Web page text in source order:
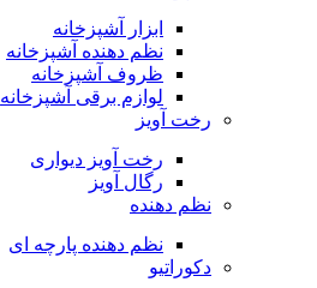
ابزار آشپزخانه
نظم دهنده آشپزخانه
ظروف آشپزخانه
لوازم برقی آشپزخانه
رخت آویز
رخت آویز دیواری
رگال آویز
نظم دهنده
نظم دهنده پارچه ای
دکوراتیو